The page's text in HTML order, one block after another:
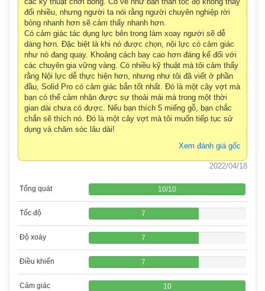
đổi nhiều, nhưng người ta nói rằng người chuyên nghiệp rời
bóng nhanh hơn sẽ cảm thấy nhanh hơn.
Có cảm giác tác dụng lực bên trong làm xoay người sẽ dễ
dàng hơn. Đặc biệt là khi nó được chọn, nội lực có cảm giác
như nó đang quay. Khoảng cách bay cao hơn đáng kể đối với
các chuyên gia vững vàng. Có nhiều kỹ thuật mà tôi cảm thấy
rằng Nội lực dễ thực hiện hơn, nhưng như tôi đã viết ở phần
đầu, Solid Pro có cảm giác bắn tốt nhất. Đó là một cây vợt mà
bạn có thể cảm nhận được sự thoải mái mà trong một thời
gian dài chưa có được. Nếu bạn thích 5 miếng gỗ, bạn chắc
chắn sẽ thích nó. Đó là một cây vợt mà tôi muốn tiếp tục sử
dụng và chăm sóc lâu dài!
Xem đánh giá gốc
2022/04/18
Tổng quát 10/10
Tốc độ 7
Độ xoáy 7
Điều khiển 7
Cảm giác 10